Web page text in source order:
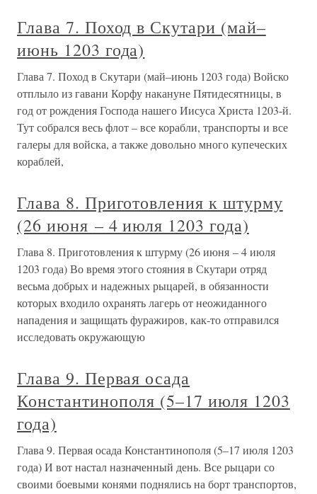
Глава 7. Поход в Скутари (май–
июнь 1203 года)
Глава 7. Поход в Скутари (май–июнь 1203 года) Войско
отплыло из гавани Корфу накануне Пятидесятницы, в
год от рождения Господа нашего Иисуса Христа 1203-й.
Тут собрался весь флот – все корабли, транспорты и все
галеры для войска, а также довольно много купеческих
кораблей,
Глава 8. Приготовления к штурму
(26 июня – 4 июля 1203 года)
Глава 8. Приготовления к штурму (26 июня – 4 июля
1203 года) Во время этого стояния в Скутари отряд
весьма добрых и надежных рыцарей, в обязанности
которых входило охранять лагерь от неожиданного
нападения и защищать фуражиров, как-то отправился
исследовать окружающую
Глава 9. Первая осада
Константинополя (5–17 июля 1203
года)
Глава 9. Первая осада Константинополя (5–17 июля 1203
года) И вот настал назначенный день. Все рыцари со
своими боевыми конями поднялись на борт транспортов,